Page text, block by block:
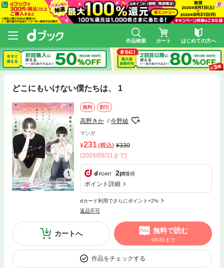
作品検索 カート はじめての方へ
どこにもいけない僕たちは、 1
無料 割引
高野きか 今野綾
マンガ
231(税込)
330
(2026/08/31まで)
2pt獲得
ポイント詳細
dカード利用でさらにポイント+2%
返品不可
カートへ 無料で読む
08/31まで
作品をチェックする